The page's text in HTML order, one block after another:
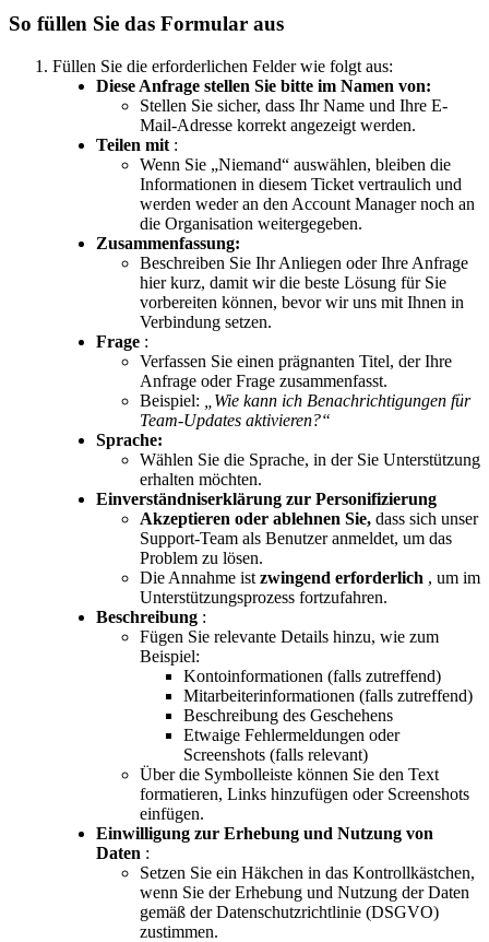
So füllen Sie das Formular aus
Füllen Sie die erforderlichen Felder wie folgt aus:
Diese Anfrage stellen Sie bitte im Namen von:
Stellen Sie sicher, dass Ihr Name und Ihre E-
Mail-Adresse korrekt angezeigt werden.
Teilen mit :
Wenn Sie „Niemand“ auswählen, bleiben die
Informationen in diesem Ticket vertraulich und
werden weder an den Account Manager noch an
die Organisation weitergegeben.
Zusammenfassung:
Beschreiben Sie Ihr Anliegen oder Ihre Anfrage
hier kurz, damit wir die beste Lösung für Sie
vorbereiten können, bevor wir uns mit Ihnen in
Verbindung setzen.
Frage :
Verfassen Sie einen prägnanten Titel, der Ihre
Anfrage oder Frage zusammenfasst.
Beispiel: Wie kann ich Benachrichtigungen für
Team-Updates aktivieren?“
Sprache:
Wählen Sie die Sprache, in der Sie Unterstützung
erhalten möchten.
Einverständniserklärung zur Personifizierung
Akzeptieren oder ablehnen Sie, dass sich unser
Support-Team als Benutzer anmeldet, um das
Problem zu lösen.
Die Annahme ist zwingend erforderlich , um im
Unterstützungsprozess fortzufahren.
Beschreibung :
Fügen Sie relevante Details hinzu, wie zum
Beispiel:
Kontoinformationen (falls zutreffend)
Mitarbeiterinformationen (falls zutreffend)
Beschreibung des Geschehens
Etwaige Fehlermeldungen oder
Screenshots (falls relevant)
Über die Symbolleiste können Sie den Text
formatieren, Links hinzufügen oder Screenshots
einfügen.
Einwilligung zur Erhebung und Nutzung von
Daten :
Setzen Sie ein Häkchen in das Kontrollkästchen,
wenn Sie der Erhebung und Nutzung der Daten
gemäß der Datenschutzrichtlinie (DSGVO)
zustimmen.